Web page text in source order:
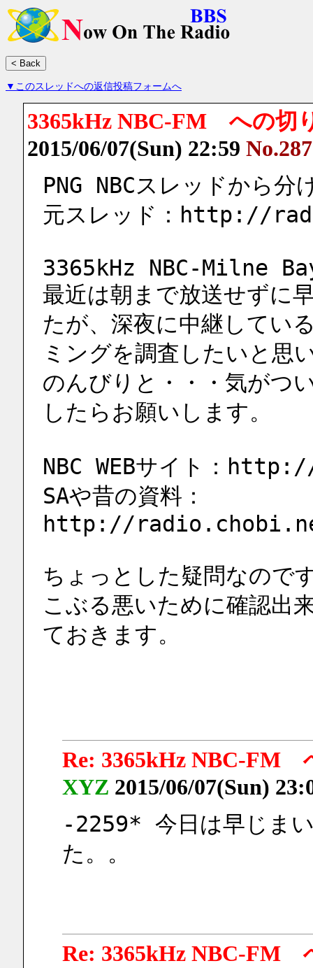
▼このスレッドへの返信投稿フォームへ
3365kHz NBC-FM への切
2015/06/07(Sun) 22:59
PNG NBCスレッドから分
元スレッド：http://
3365kHz NBC-Milne
最近は朝まで放送せずに
たが、深夜に中継してい
ミングを調査したいと思
のんびりと・・・気がつ
したらお願いします。
NBC WEBサイト：
SAや昔の資料：
http://
ちょっとした疑問なので
こぶる悪いために確認出
ておきます。
Re: 3365kHz NBC-FM
XYZ 2015/06/07(Sun)
-2259* 今日は早じま
た。。
Re: 3365kHz NBC-FM